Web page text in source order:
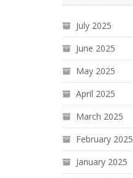
July 2025
June 2025
May 2025
April 2025
March 2025
February 2025
January 2025